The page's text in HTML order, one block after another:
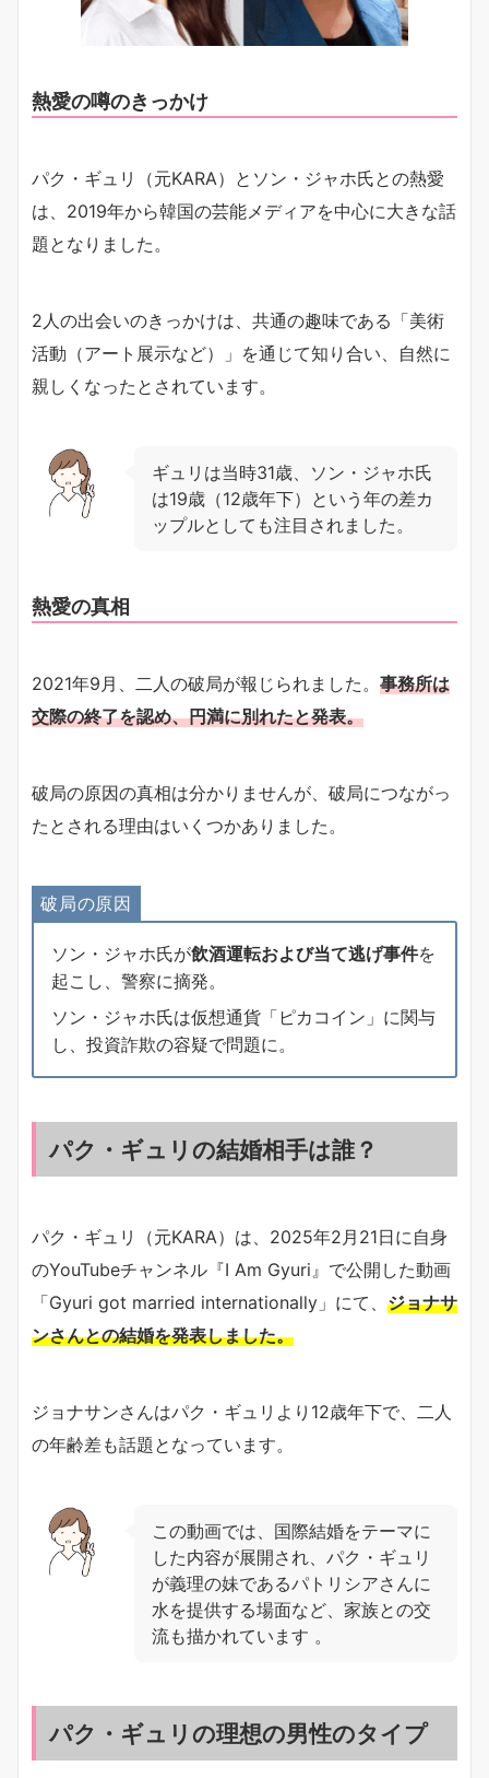
熱愛の噂のきっかけ
パク・ギュリ（元KARA）とソン・ジャホ氏との熱愛
は、2019年から韓国の芸能メディアを中心に大きな話
題となりました。
2人の出会いのきっかけは、共通の趣味である「美術
活動（アート展示など）」を通じて知り合い、自然に
親しくなったとされています。
ギュリは当時31歳、ソン・ジャホ氏
は19歳（12歳年下）という年の差カ
ップルとしても注目されました。
熱愛の真相
2021年9月、二人の破局が報じられました。 事務所は
交際の終了を認め、円満に別れたと発表。
破局の原因の真相は分かりませんが、破局につながっ
たとされる理由はいくつかありました。
破局の原因
ソン・ジャホ氏が飲酒運転および当て逃げ事件を
起こし、警察に摘発。
ソン・ジャホ氏は仮想通貨「ピカコイン」に関与
し、投資詐欺の容疑で問題に。
パク・ギュリの結婚相手は誰？
​パク・ギュリ（元KARA）は、2025年2月21日に自身
のYouTubeチャンネル『I Am Gyuri』で公開した動画
「Gyuri got married internationally」にて、 ジョナサ
ンさんとの結婚を発表しました。​
ジョナサンさんはパク・ギュリより12歳年下で、二人
の年齢差も話題となっています。​
この動画では、国際結婚をテーマに
した内容が展開され、パク・ギュリ
が義理の妹であるパトリシアさんに
水を提供する場面など、家族との交
流も描かれています 。
パク・ギュリの理想の男性のタイプ